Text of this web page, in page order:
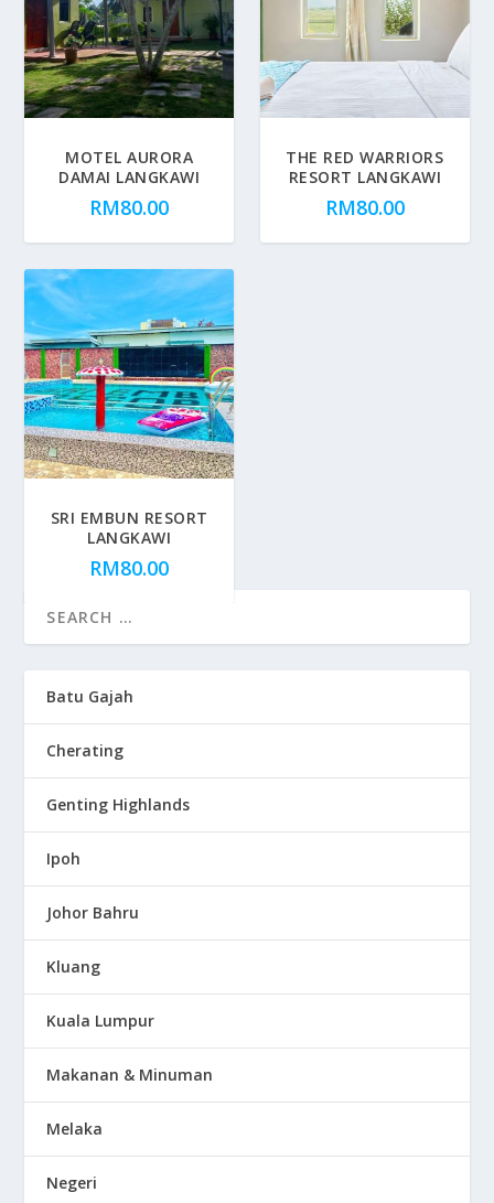
MOTEL AURORA
DAMAI LANGKAWI
RM80.00
THE RED WARRIORS
RESORT LANGKAWI
RM80.00
SRI EMBUN RESORT
LANGKAWI
RM80.00
Batu Gajah
Cherating
Genting Highlands
Ipoh
Johor Bahru
Kluang
Kuala Lumpur
Makanan & Minuman
Melaka
Negeri